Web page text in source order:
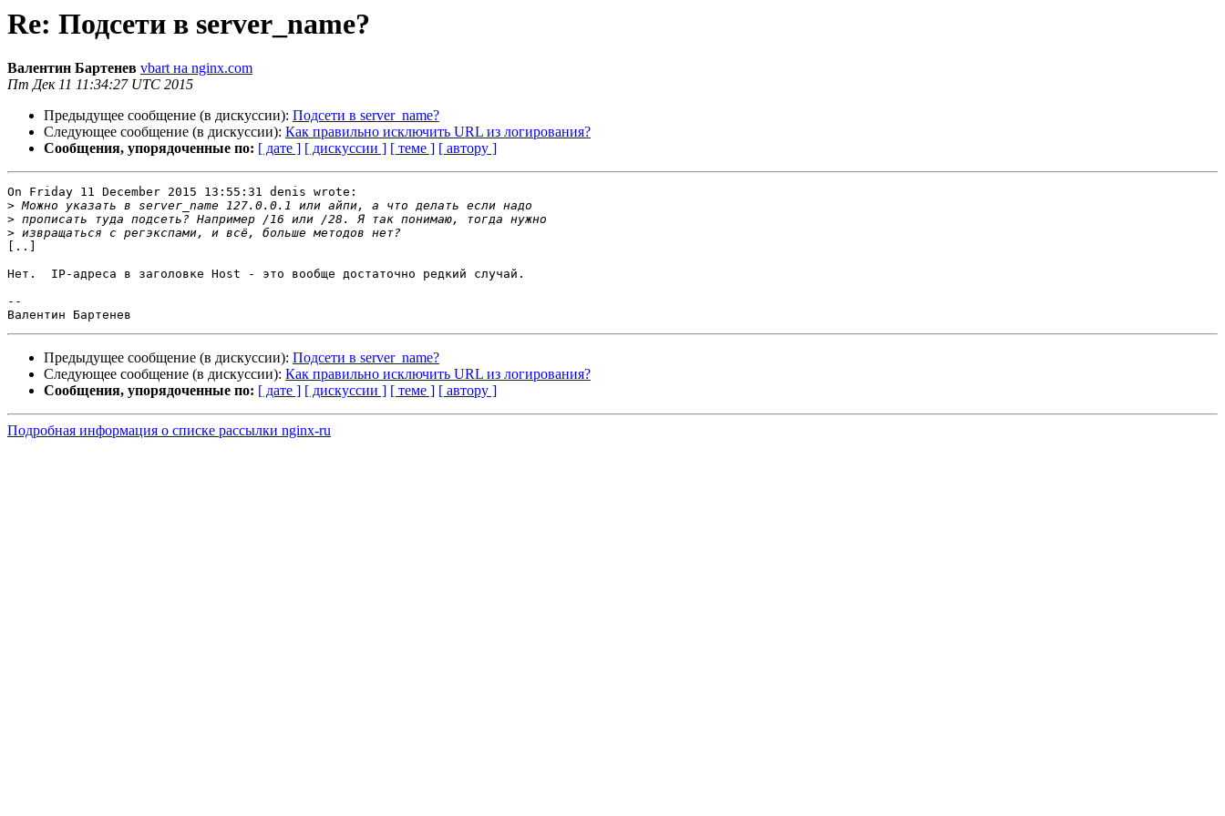
Re: Подсети в server_name?
Валентин Бартенев vbart на nginx.com
Пт Дек 11 11:34:27 UTC 2015
Предыдущее сообщение (в дискуссии): Подсети в server_name?
Следующее сообщение (в дискуссии): Как правильно исключить URL из логирования?
Сообщения, упорядоченные по: [ дате ] [ дискуссии ] [ теме ] [ автору ]
On Friday 11 December 2015 13:55:31 denis wrote:
>
>
>
[..]
Нет.  IP-адреса в заголовке Host - это вообще достаточно редкий случай.
--
Предыдущее сообщение (в дискуссии): Подсети в server_name?
Следующее сообщение (в дискуссии): Как правильно исключить URL из логирования?
Сообщения, упорядоченные по: [ дате ] [ дискуссии ] [ теме ] [ автору ]
Подробная информация о списке рассылки nginx-ru